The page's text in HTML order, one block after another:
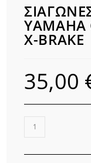
YAMAHA
X-BRAKE
35,00
ΣΙΑΓΩΝΕΣ
YAMAHA